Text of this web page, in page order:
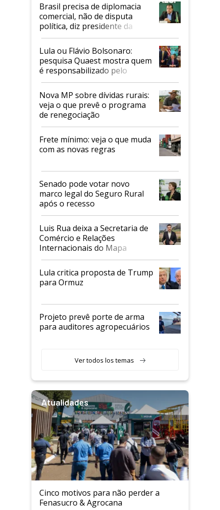
Brasil precisa de diplomacia
comercial, não de disputa
política, diz presidente da
Faesp
Lula ou Flávio Bolsonaro:
pesquisa Quaest mostra quem
é responsabilizado pelo
tarifaço dos EUA
Nova MP sobre dívidas rurais:
veja o que prevê o programa
de renegociação
Frete mínimo: veja o que muda
com as novas regras
Senado pode votar novo
marco legal do Seguro Rural
após o recesso
Luis Rua deixa a Secretaria de
Comércio e Relações
Internacionais do Mapa
Lula critica proposta de Trump
para Ormuz
Projeto prevê porte de arma
para auditores agropecuários
Ver todos los temas
Atualidades
Cinco motivos para não perder a
Fenasucro & Agrocana